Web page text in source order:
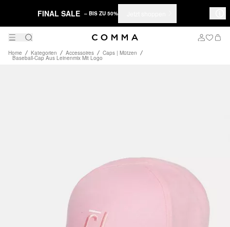
FINAL SALE – BIS ZU 50%
Home Kategorien Accessoires Caps | Mützen
Baseball-Cap Aus Leinenmix Mit Logo